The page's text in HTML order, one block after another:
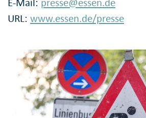
E-Mail: presse@essen.de
URL: www.essen.de/presse